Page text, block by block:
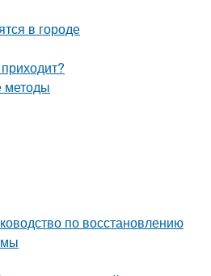
в городе
методы
по восстановлению